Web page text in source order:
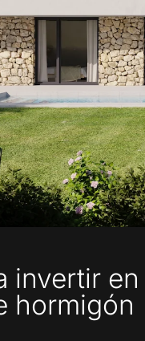
invertir
hormigón